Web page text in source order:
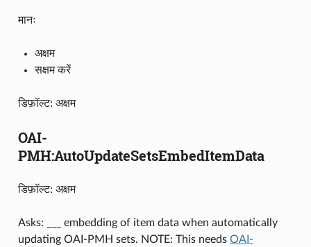
मानः
अक्षम
सक्षम करें
डिफ़ॉल्ट: अक्षम
OAI-
PMH:AutoUpdateSetsEmbedItemData
डिफ़ॉल्ट: अक्षम
Asks: ___ embedding of item data when automatically
updating OAI-PMH sets. NOTE: This needs OAI-